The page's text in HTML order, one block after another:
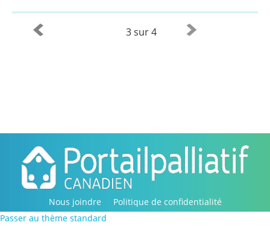
3 sur 4
Nous joindre
Politique de confidentialité
Copyright © 2016-2022, Portail palliatif canadien. Tous
Passer au thème standard